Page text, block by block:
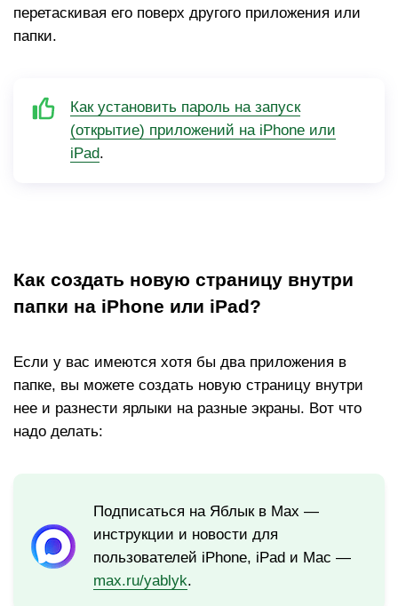
перетаскивая его поверх другого приложения или
папки.
Как установить пароль на запуск
(открытие) приложений на iPhone или
iPad.
Как создать новую страницу внутри
папки на iPhone или iPad?
Если у вас имеются хотя бы два приложения в
папке, вы можете создать новую страницу внутри
нее и разнести ярлыки на разные экраны. Вот что
надо делать:
Подписаться на Яблык в Max —
инструкции и новости для
пользователей iPhone, iPad и Mac —
max.ru/yablyk.